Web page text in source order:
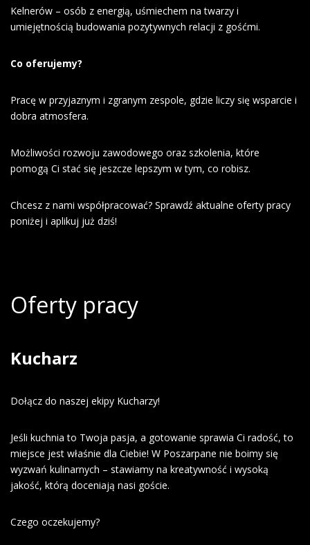
Kelnerów – osób z energią, uśmiechem na twarzy i
umiejętnością budowania pozytywnych relacji z gośćmi.
Co oferujemy?
Pracę w przyjaznym i zgranym zespole, gdzie liczy się wsparcie i
dobra atmosfera.
Możliwości rozwoju zawodowego oraz szkolenia, które
pomogą Ci stać się jeszcze lepszym w tym, co robisz.
Chcesz z nami współpracować? Sprawdź aktualne oferty pracy
poniżej i aplikuj już dziś!
Oferty pracy
Kucharz
Dołącz do naszej ekipy Kucharzy!
Jeśli kuchnia to Twoja pasja, a gotowanie sprawia Ci radość, to
miejsce jest właśnie dla Ciebie! W Poszarpane nie boimy się
wyzwań kulinarnych – stawiamy na kreatywność i wysoką
jakość, którą doceniają nasi goście.
Czego oczekujemy?